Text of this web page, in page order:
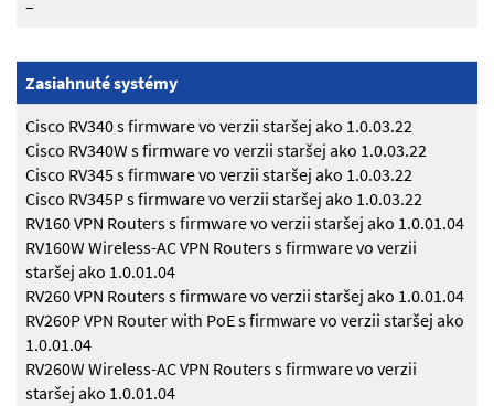
–
Zasiahnuté systémy
Cisco RV340 s firmware vo verzii staršej ako 1.0.03.22
Cisco RV340W s firmware vo verzii staršej ako 1.0.03.22
Cisco RV345 s firmware vo verzii staršej ako 1.0.03.22
Cisco RV345P s firmware vo verzii staršej ako 1.0.03.22
RV160 VPN Routers s firmware vo verzii staršej ako 1.0.01.04
RV160W Wireless-AC VPN Routers s firmware vo verzii
staršej ako 1.0.01.04
RV260 VPN Routers s firmware vo verzii staršej ako 1.0.01.04
RV260P VPN Router with PoE s firmware vo verzii staršej ako
1.0.01.04
RV260W Wireless-AC VPN Routers s firmware vo verzii
staršej ako 1.0.01.04